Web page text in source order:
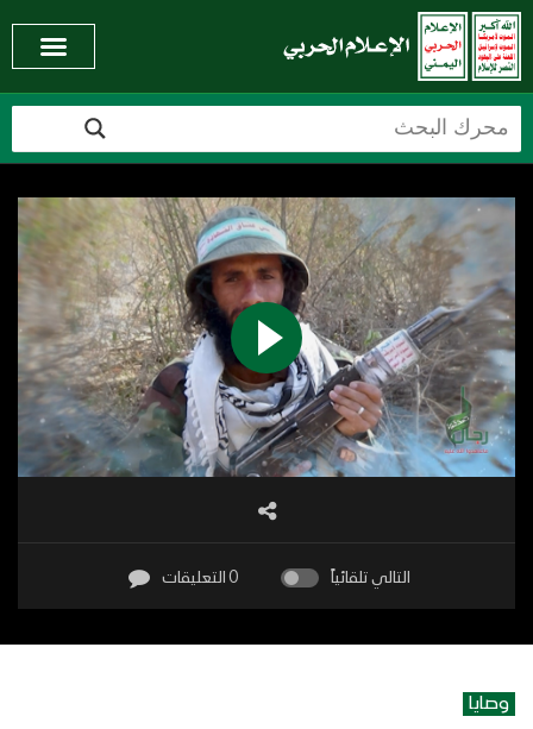
التالي تلقائياً 0 التعليقات
وصايا